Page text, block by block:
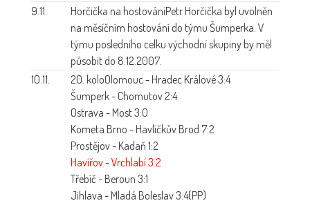
9.11.
Horčička na hostováníPetr Horčička byl uvolněn
na měsíčním hostování do týmu Šumperka. V
týmu posledního celku východní skupiny by měl
působit do 8.12.2007.
10.11.
20. koloOlomouc - Hradec Králové 3:4
Šumperk - Chomutov 2:4
Ostrava - Most 3:0
Kometa Brno - Havlíčkův Brod 7:2
Prostějov - Kadaň 1:2
Havířov - Vrchlabí 3:2
Třebíč - Beroun 3:1
Jihlava - Mladá Boleslav 3:4(PP)